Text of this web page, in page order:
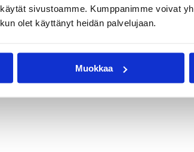
sivustoamme. Kumppanimme voivat
olet käyttänyt heidän palvelujaan.
Muokkaa